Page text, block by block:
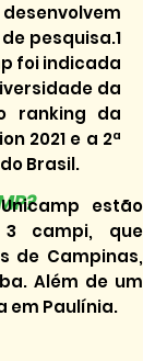
pesquisa.1
foi indicada
da
ranking da
2021 e a 2ª
Brasil.
estão
campi, que
de Campinas,
Além de um
em Paulínia.